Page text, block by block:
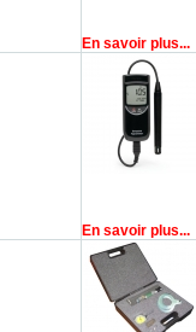
En savoir plus...
En savoir plus...